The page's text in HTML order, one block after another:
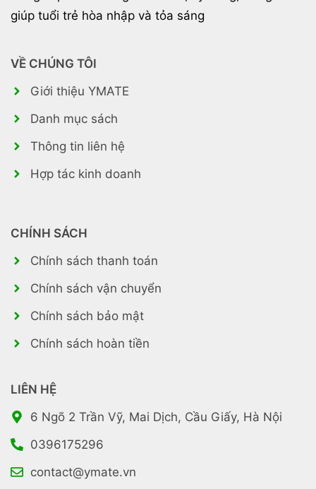
giúp tuổi trẻ hòa nhập và tỏa sáng
VỀ CHÚNG TÔI
Giới thiệu YMATE
Danh mục sách
Thông tin liên hệ
Hợp tác kinh doanh
CHÍNH SÁCH
Chính sách thanh toán
Chính sách vận chuyển
Chính sách bảo mật
Chính sách hoàn tiền
LIÊN HỆ
6 Ngõ 2 Trần Vỹ, Mai Dịch, Cầu Giấy, Hà Nội
0396175296
contact@ymate.vn